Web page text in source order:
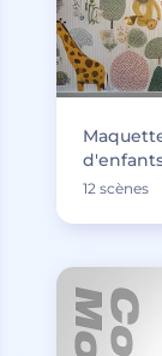
12 scènes